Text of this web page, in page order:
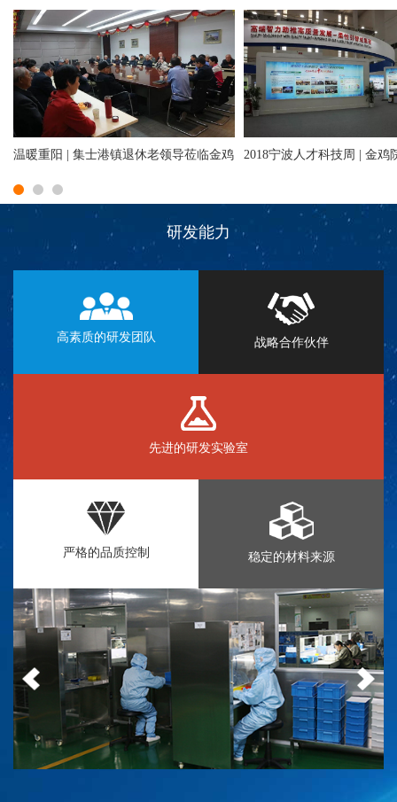
温暖重阳 | 集士港镇退休老领导莅临金鸡
研发能力
高素质的研发团队 战略合作伙伴
先进的研发实验室
严格的品质控制 稳定的材料来源